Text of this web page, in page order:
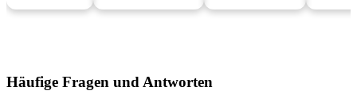
Häufige Fragen und Antworten